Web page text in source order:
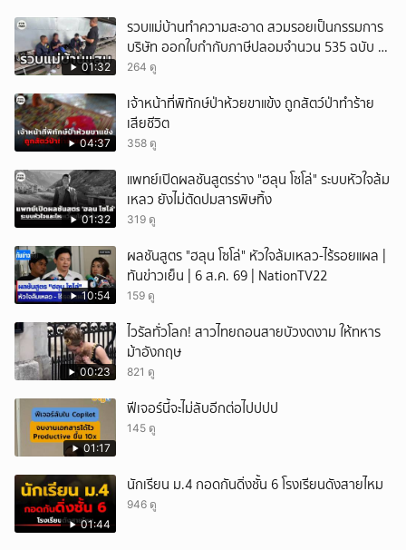
01:32
รวบแม่บ้านทำความสะอาด สวมรอยเป็นกรรมการ
บริษัท ออกใบกำกับภาษีปลอมจำนวน 535 ฉบับ รัฐ
เสียหายกว่า 129 ล้านบาท
264 ดู
04:37
เจ้าหน้าที่พิทักษ์ป่าห้วยขาแข้ง ถูกสัตว์ป่าทำร้าย
เสียชีวิต
358 ดู
01:32
แพทย์เปิดผลชันสูตรร่าง "ฮลุน โซโล่" ระบบหัวใจล้ม
เหลว ยังไม่ตัดปมสารพิษทิ้ง
319 ดู
10:54
ผลชันสูตร "ฮลุน โซโล่" หัวใจล้มเหลว-ไร้รอยแผล |
ทันข่าวเย็น | 6 ส.ค. 69 | NationTV22
159 ดู
00:23
ไวรัลทั่วโลก! สาวไทยถอนสายบัวงดงาม ให้ทหาร
ม้าอังกฤษ
821 ดู
01:17
ฟีเจอร์นี้จะไม่ลับอีกต่อไปปปป
145 ดู
01:44
นักเรียน ม.4 กอดกันดิ่งชั้น 6 โรงเรียนดังสายไหม
946 ดู